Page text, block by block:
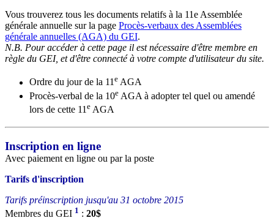
Vous trouverez tous les documents relatifs à la 11e Assemblée
générale annuelle sur la page Procès-verbaux des Assemblées
générale annuelles (AGA) du GEI.
N.B. Pour accéder à cette page il est nécessaire d'être membre en
règle du GEI, et d'être connecté à votre compte d'utilisateur du site.
Ordre du jour de la 11e AGA
Procès-verbal de la 10e AGA à adopter tel quel ou amendé
lors de cette 11 e AGA
Inscription en ligne
Avec paiement en ligne ou par la poste
Tarifs d'inscription
Tarifs préinscription jusqu'au 31 octobre 2015
Membres du GEI 1 : 20$